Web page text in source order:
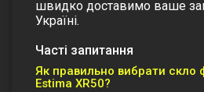
швидко доставимо ваше
Україні.
Часті запитання
Як правильно вибрати скло
Estima XR50?